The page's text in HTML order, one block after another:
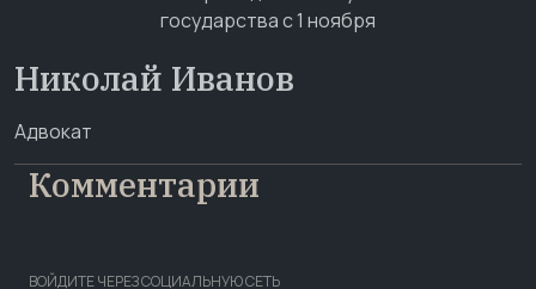
Николай Иванов
Адвокат
Комментарии
ВОЙДИТЕ ЧЕРЕЗ СОЦИАЛЬНУЮ СЕТЬ